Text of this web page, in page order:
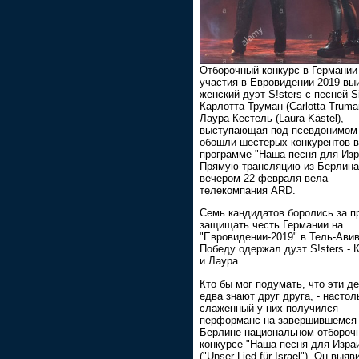
Отборочный конкурс в
участия в Евровидении 2019
женский дуэт S!sters с песней
Карлотта Труман (Carlotta
Лаура Кестель (Laura Kästel),
выступающая под псевдонимом
обошли шестерых конкурентов в
программе "Наша песня для
Прямую трансляцию из Берлина
вечером 22 февраля вела
телекомпания ARD.
Семь кандидатов боролись за
защищать честь Германии на
"Евровидении-2019" в Тель-
Победу одержал дуэт S!sters -
и Лаура.
Кто бы мог подумать, что эти
едва знают друг друга, -
слаженный у них получился
перформанс на завершившемся
Берлине национальном
конкурсе "Наша песня для
("Unser Lied für Israel"). Он